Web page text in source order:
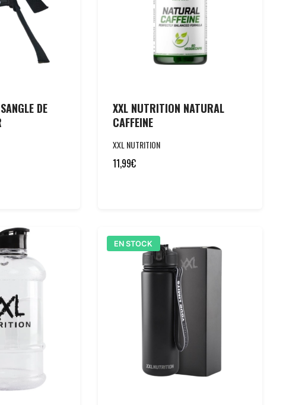
DE
XXL NUTRITION NATURAL
CAFFEINE
XXL NUTRITION
11,99€
EN STOCK